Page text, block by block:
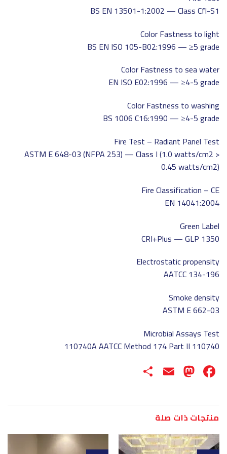
BS EN 13501-1:2002 — Class Cfl-S1
Color Fastness to light
BS EN ISO 105-B02:1996 — ≥5 grade
Color Fastness to sea water
EN ISO E02:1996 — ≥4-5 grade
Color Fastness to washing
BS 1006 C16:1990 — ≥4-5 grade
Fire Test – Radiant Panel Test
ASTM E 648-03 (NFPA 253) — Class I (1.0 watts/cm2 >
0.45 watts/cm2)
Fire Classification – CE
EN 14041:2004
Green Label
CRI+Plus — GLP 1350
Electrostatic propensity
AATCC 134-196
Smoke density
ASTM E 662-03
Microbial Assays Test
110740 110740A AATCC Method 174 Part II
Facebook
Mastodon
Email
منتجات ذات صلة